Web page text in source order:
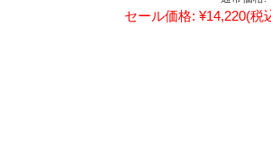
セール価格: ¥14,220(税